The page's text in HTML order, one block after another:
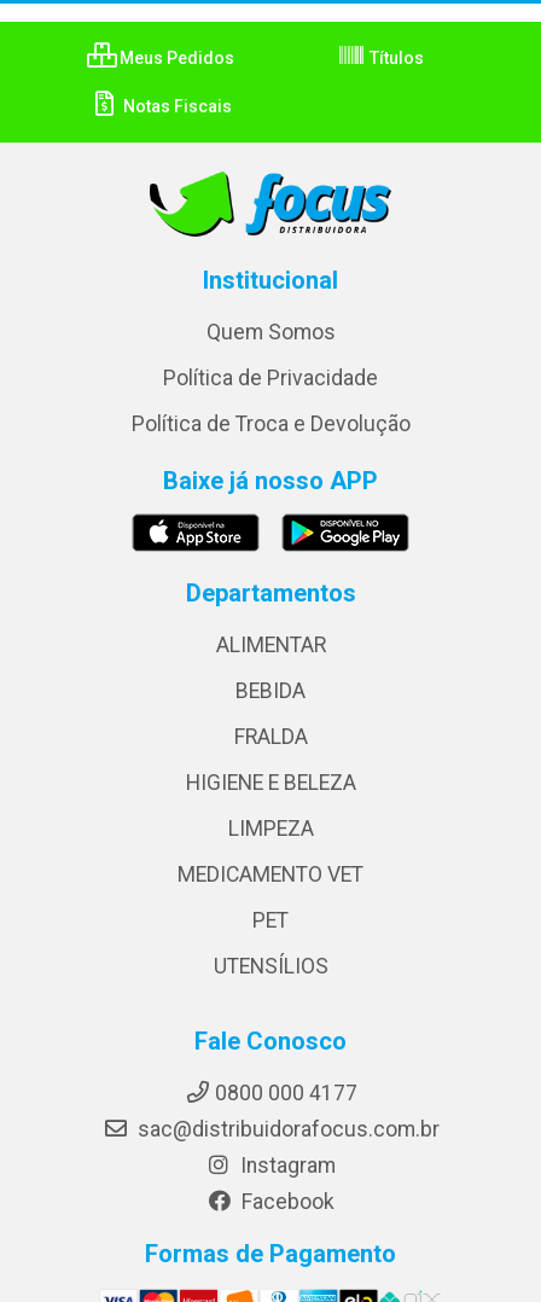
Meus Pedidos Títulos
Notas Fiscais
Institucional
Quem Somos
Política de Privacidade
Política de Troca e Devolução
Baixe já nosso APP
Departamentos
ALIMENTAR
BEBIDA
FRALDA
HIGIENE E BELEZA
LIMPEZA
MEDICAMENTO VET
PET
UTENSÍLIOS
Fale Conosco
0800 000 4177
sac@distribuidorafocus.com.br
Instagram
Facebook
Formas de Pagamento